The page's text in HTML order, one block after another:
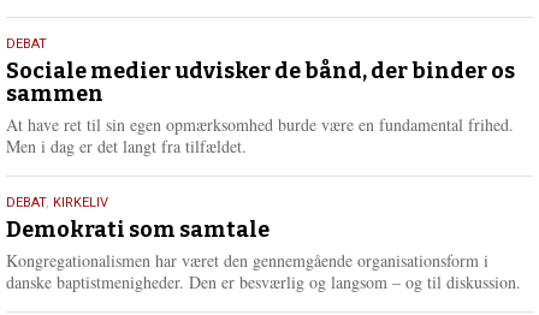
18.
maj
2026
DEBAT
Sociale medier udvisker de bånd, der binder os
sammen
At have ret til sin egen opmærksomhed burde være en fundamental frihed.
Men i dag er det langt fra tilfældet.
18.
maj
2026
DEBAT, KIRKELIV
Demokrati som samtale
Kongregationalismen har været den gennemgående organisationsform i
danske baptistmenigheder. Den er besværlig og langsom – og til diskussion.